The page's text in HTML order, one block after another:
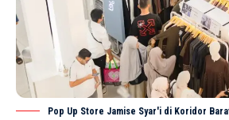
Pop Up Store Jamise Syar'i di Koridor